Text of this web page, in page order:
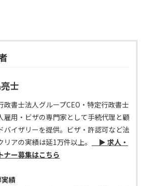
士
政書士法人グループCEO・特定行政書士
雇用・ビザの専門家として手続代理と顧
バイザリーを提供。ビザ・許認可など法
リアの実績は延1万件以上。
▶ 求人・
ナー募集はこちら
績